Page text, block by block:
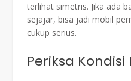
terlihat simetris. Jika ada
sejajar, bisa jadi mobil
cukup serius.
Periksa Kondisi